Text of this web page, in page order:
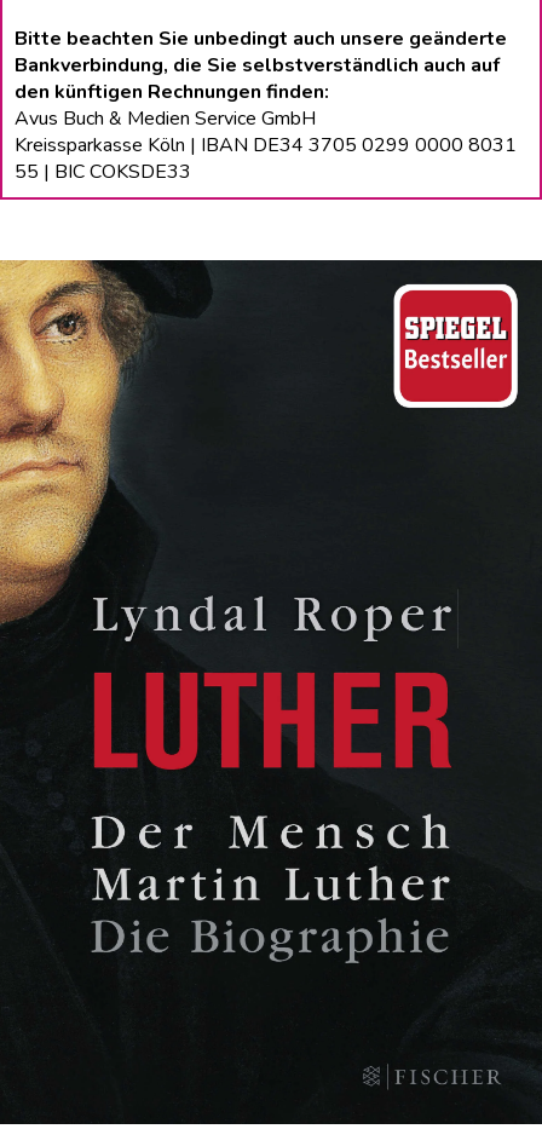
Bitte beachten Sie unbedingt auch unsere geänderte
Bankverbindung, die Sie selbstverständlich auch auf
den künftigen Rechnungen finden:
Avus Buch & Medien Service GmbH
Kreissparkasse Köln | IBAN DE34 3705 0299 0000 8031
55 | BIC COKSDE33